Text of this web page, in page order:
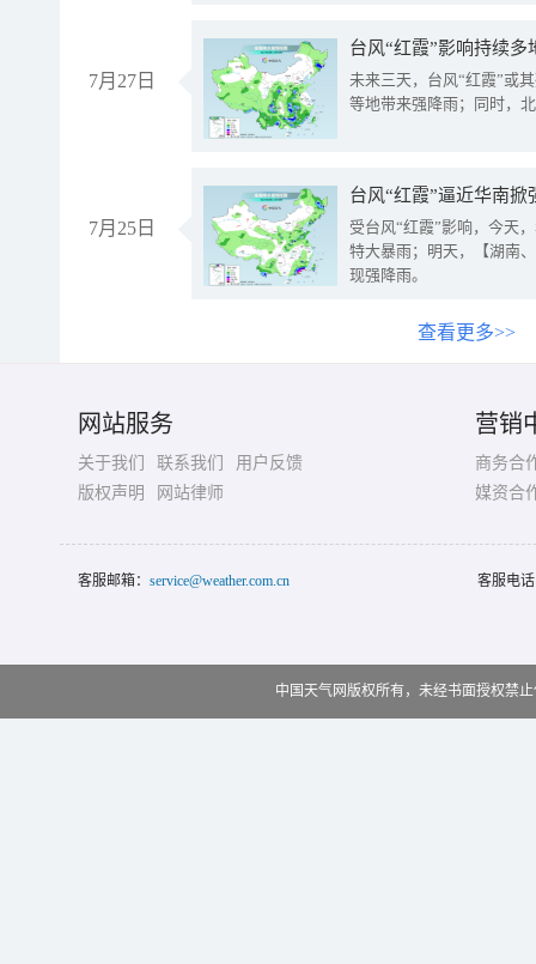
7月27日
台风“红霞”影响持续
未来三天，台风“红霞”或
等地带来强降雨；同时，
7月25日
台风“红霞”逼近华南
受台风“红霞”影响，今天
特大暴雨；明天，【湖南
现强降雨。
查看更多>>
网站服务
关于我们 联系我们
用户反馈
版权声明
网站律师
营销
商务合
媒资合
客服邮箱： service@weather.com.cn 客服电
中国天气网版权所有，未经书面授权